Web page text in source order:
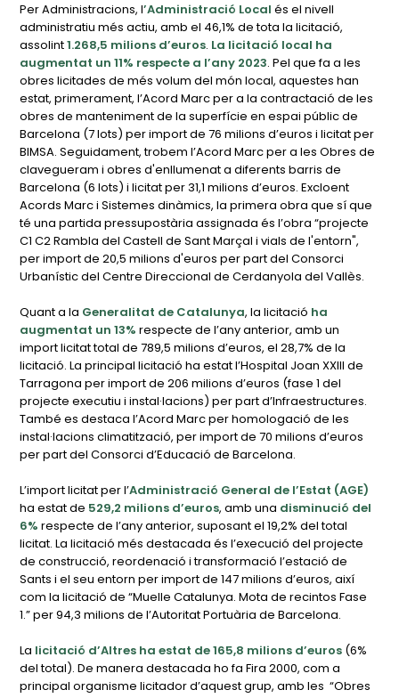
Per Administracions, l’Administració Local és el nivell
administratiu més actiu, amb el 46,1% de tota la licitació,
assolint1.268,5 milions d’euros. La licitació local ha
augmentat un 11% respecte a l’any 2023. Pel que fa a les
obres licitades de més volum del món local, aquestes han
estat, primerament, l’Acord Marc per a la contractació de les
obres de manteniment de la superfície en espai públic de
Barcelona (7 lots) per import de 76 milions d’euros i licitat per
BIMSA. Seguidament, trobem l’Acord Marc per a les Obres de
clavegueram i obres d'enllumenat a diferents barris de
Barcelona (6 lots) i licitat per 31,1 milions d’euros. Excloent
Acords Marc i Sistemes dinàmics, la primera obra que sí que
té una partida pressupostària assignada és l’obra “projecte
C1 C2 Rambla del Castell de Sant Marçal i vials de l'entorn",
per import de 20,5 milions d'euros per part del Consorci
Urbanístic del Centre Direccional de Cerdanyola del Vallès.
Quant a la Generalitat de Catalunya, la licitació ha
augmentat un 13% respecte de l’any anterior, amb un
import licitat total de 789,5 milions d’euros, el 28,7% de la
licitació. La principal licitació ha estat l’Hospital Joan XXIII de
Tarragona per import de 206 milions d’euros (fase 1 del
projecte executiu i instal·lacions) per part d’Infraestructures.
També es destaca l’Acord Marc per homologació de les
instal·lacions climatització, per import de 70 milions d’euros
per part del Consorci d’Educació de Barcelona.
L’import licitat per l’Administració General de l’Estat (AGE)
ha estat de 529,2 milions d’euros, amb una disminució del
6% respecte de l’any anterior, suposant el 19,2% del total
licitat. La licitació més destacada és l’execució del projecte
de construcció, reordenació i transformació l’estació de
Sants i el seu entorn per import de 147 milions d’euros, així
com la licitació de “Muelle Catalunya. Mota de recintos Fase
1.” per 94,3 milions de l’Autoritat Portuària de Barcelona.
La licitació d’Altres ha estat de 165,8 milions d’euros (6%
del total). De manera destacada ho fa Fira 2000, com a
principal organisme licitador d’aquest grup, amb les “Obres